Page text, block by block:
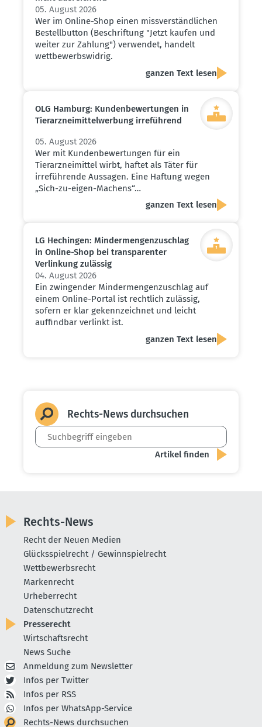
05. August 2026
Wer im Online-Shop einen missverständlichen
Bestellbutton (Beschriftung "Jetzt kaufen und
weiter zur Zahlung") verwendet, handelt
wettbewerbswidrig.
ganzen Text lesen
OLG Hamburg: Kunden­be­wer­tungen in
Tierarz­nei­mit­tel­werbung irreführend
05. August 2026
Wer mit Kundenbewertungen für ein
Tierarzneimittel wirbt, haftet als Täter für
irreführende Aussagen. Eine Haftung wegen
„Sich-zu-eigen-Machens“…
ganzen Text lesen
LG Hechingen: Minder­men­gen­zu­schlag
in Online-Shop bei trans­pa­renter
Verlinkung zulässig
04. August 2026
Ein zwingender Mindermengenzuschlag auf
einem Online-Portal ist rechtlich zulässig,
sofern er klar gekennzeichnet und leicht
auffindbar verlinkt ist.
ganzen Text lesen
Rechts-News durch­suchen
Rechts-News
Recht der Neuen Medien
Glücksspielrecht / Gewinnspielrecht
Wettbewerbsrecht
Markenrecht
Urheberrecht
Datenschutzrecht
Presserecht
Wirtschaftsrecht
News Suche
Anmeldung zum Newsletter
Infos per Twitter
Infos per RSS
Infos per WhatsApp-Service
Rechts-News durchsuchen